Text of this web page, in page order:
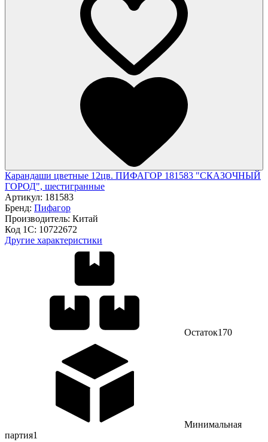
Карандаши цветные 12цв. ПИФАГОР 181583 "СКАЗОЧНЫЙ
ГОРОД", шестигранные
Артикул: 181583
Бренд: Пифагор
Производитель: Китай
Код 1С: 10722672
Другие характеристики
Остаток170
Минимальная
партия1